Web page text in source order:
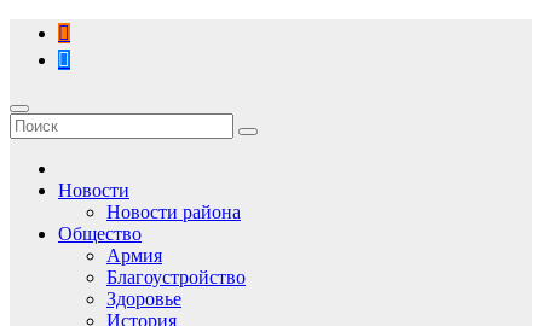
Перейти
содержимому
Новости
Новости района
Общество
Армия
Благоустройство
Здоровье
История